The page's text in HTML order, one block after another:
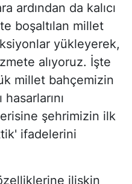
ardından da kalıcı
boşaltılan millet
yükleyerek,
alıyoruz. İşte
millet bahçemizin
şehrimizin ilk
ifadelerini
ilişkin